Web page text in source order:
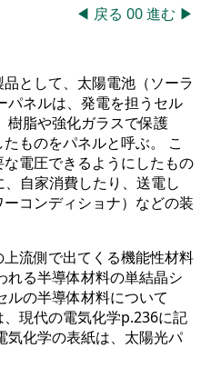
◀ 戻る 00進む ▶
として、太陽電池（ソーラ
パネルは、発電を担うセル
樹脂や強化ガラスで保護
ものをパネルと呼ぶ。 こ
電圧できるようにしたもの
、自家消費したり、送電し
コンディショナ）などの装
流側で出てくる機能性材料
れる半導体材料の単結晶シ
ルの半導体材料について
現代の電気化学p.236に記
気化学の表紙は、太陽光パ